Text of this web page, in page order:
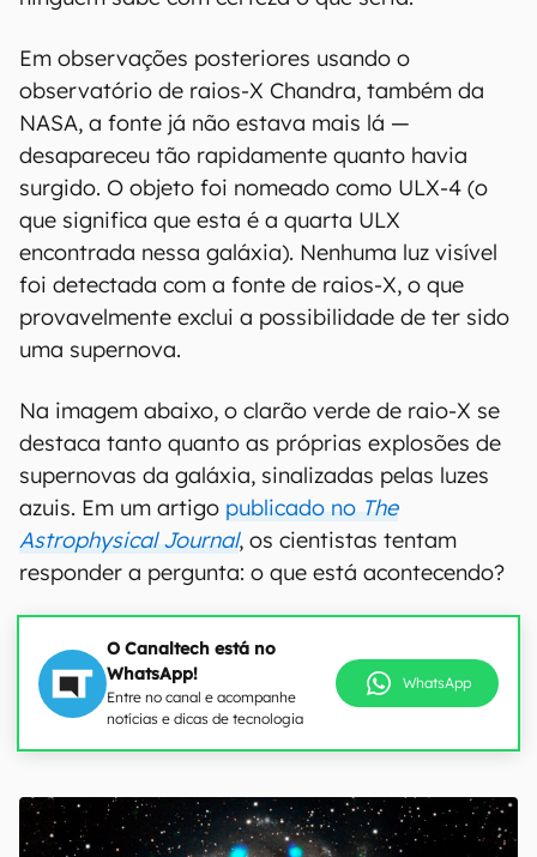
Em observações posteriores usando o
observatório de raios-X Chandra, também da
NASA, a fonte já não estava mais lá —
desapareceu tão rapidamente quanto havia
surgido. O objeto foi nomeado como ULX-4 (o
que significa que esta é a quarta ULX
encontrada nessa galáxia). Nenhuma luz visível
foi detectada com a fonte de raios-X, o que
provavelmente exclui a possibilidade de ter sido
uma supernova.
Na imagem abaixo, o clarão verde de raio-X se
destaca tanto quanto as próprias explosões de
supernovas da galáxia, sinalizadas pelas luzes
azuis. Em um artigo publicado no The
Astrophysical Journal, os cientistas tentam
responder a pergunta: o que está acontecendo?
O Canaltech está no
WhatsApp!
Entre no canal e acompanhe
notícias e dicas de tecnologia
WhatsApp